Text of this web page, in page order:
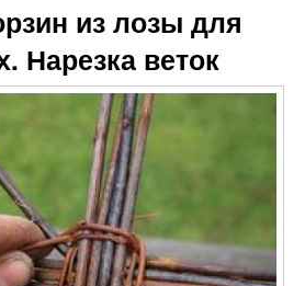
из лозы для
Нарезка веток